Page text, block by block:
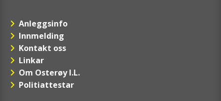
Anleggsinfo
Innmelding
Kontakt oss
Linkar
Om Osterøy I.L.
Politiattestar